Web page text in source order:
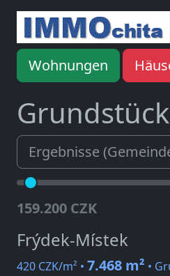
Wohnungen
159.200 CZK
Frýdek-Místek
420 CZK/m² • 7.468 m² •